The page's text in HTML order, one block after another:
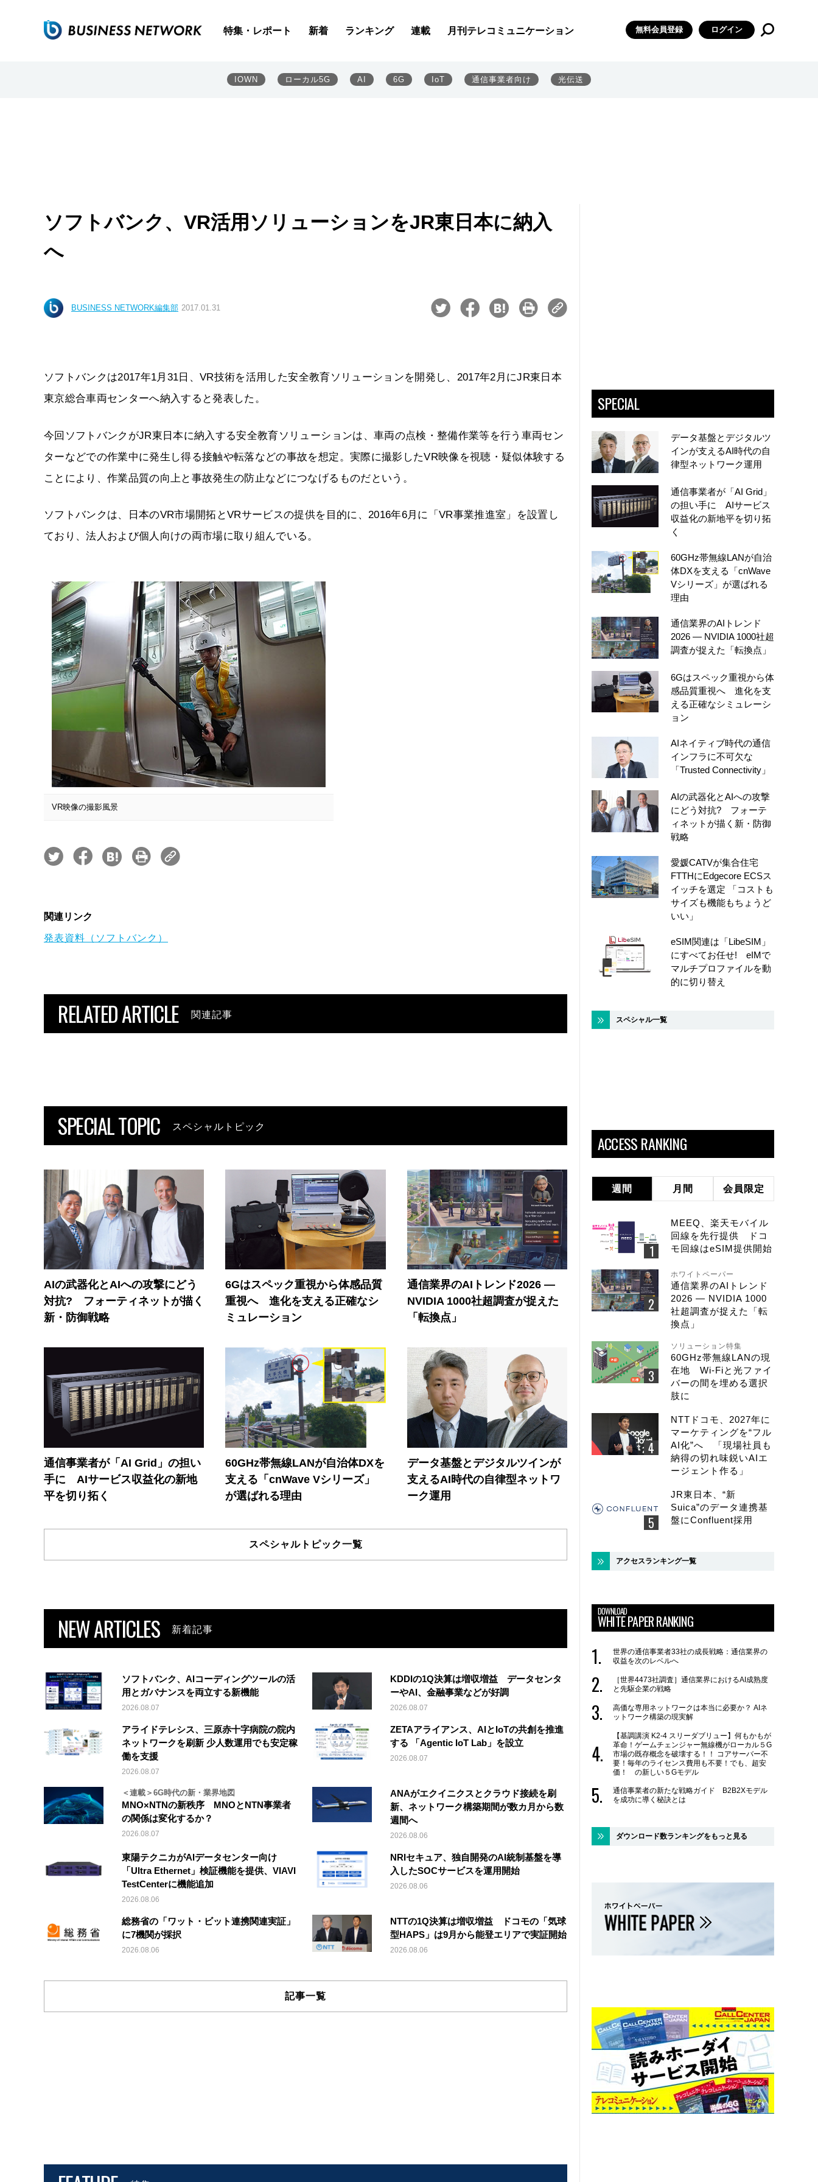
特集・レポート 新着 ランキング 連載 月刊テレコミュニケーション 無料会員登録 ログイン
IOWN ローカル5G AI 6G IoT 通信事業者向け 光伝送
ソフトバンク、VR活用ソリューションをJR東日本に納入
へ
BUSINESS NETWORK編集部 2017.01.31
ソフトバンクは2017年1月31日、VR技術を活用した安全教育ソリューションを開発し、2017年2月にJR東日本
東京総合車両センターへ納入すると発表した。
今回ソフトバンクがJR東日本に納入する安全教育ソリューションは、車両の点検・整備作業等を行う車両セン
ターなどでの作業中に発生し得る接触や転落などの事故を想定。実際に撮影したVR映像を視聴・疑似体験する
ことにより、作業品質の向上と事故発生の防止などにつなげるものだという。
ソフトバンクは、日本のVR市場開拓とVRサービスの提供を目的に、2016年6月に「VR事業推進室」を設置し
ており、法人および個人向けの両市場に取り組んでいる。
VR映像の撮影風景
関連リンク
発表資料（ソフトバンク）
RELATED ARTICLE 関連記事
SPECIAL TOPIC スペシャルトピック
AIの武器化とAIへの攻撃にどう
対抗? フォーティネットが描く
新・防御戦略
6Gはスペック重視から体感品質
重視へ 進化を支える正確なシ
ミュレーション
通信業界のAIトレンド2026 ―
NVIDIA 1000社超調査が捉えた
「転換点」
通信事業者が「AI Grid」の担い
手に AIサービス収益化の新地
平を切り拓く
60GHz帯無線LANが自治体DXを
支える「cnWave Vシリーズ」
が選ばれる理由
データ基盤とデジタルツインが
支えるAI時代の自律型ネットワ
ーク運用
スペシャルトピック一覧
NEW ARTICLES 新着記事
ソフトバンク、AIコーディングツールの活
用とガバナンスを両立する新機能
2026.08.07
KDDIの1Q決算は増収増益 データセンタ
ーやAI、金融事業などが好調
2026.08.07
アライドテレシス、三原赤十字病院の院内
ネットワークを刷新 少人数運用でも安定稼
働を支援
2026.08.07
ZETAアライアンス、AIとIoTの共創を推進
する 「Agentic IoT Lab」を設立
2026.08.07
＜連載＞6G時代の新・業界地図
MNO×NTNの新秩序 MNOとNTN事業者
の関係は変化するか？
2026.08.07
ANAがエクイニクスとクラウド接続を刷
新、ネットワーク構築期間が数カ月から数
週間へ
2026.08.06
東陽テクニカがAIデータセンター向け
「Ultra Ethernet」検証機能を提供、VIAVI
TestCenterに機能追加
2026.08.06
NRIセキュア、独自開発のAI統制基盤を導
入したSOCサービスを運用開始
2026.08.06
総務省の「ワット・ビット連携関連実証」
に7機関が採択
2026.08.06
NTTの1Q決算は増収増益 ドコモの「気球
型HAPS」は9月から能登エリアで実証開始
2026.08.06
記事一覧
SPECIAL
データ基盤とデジタルツ
インが支えるAI時代の自
律型ネットワーク運用
通信事業者が「AI Grid」
の担い手に AIサービス
収益化の新地平を切り拓
く
60GHz帯無線LANが自治
体DXを支える「cnWave
Vシリーズ」が選ばれる
理由
通信業界のAIトレンド
2026 ― NVIDIA 1000社超
調査が捉えた「転換点」
6Gはスペック重視から体
感品質重視へ 進化を支
える正確なシミュレーシ
ョン
AIネイティブ時代の通信
インフラに不可欠な
「Trusted Connectivity」
AIの武器化とAIへの攻撃
にどう対抗? フォーテ
ィネットが描く新・防御
戦略
愛媛CATVが集合住宅
FTTHにEdgecore ECSス
イッチを選定 「コストも
サイズも機能もちょうど
いい」
eSIM関連は「LibeSIM」
にすべてお任せ! eIMで
マルチプロファイルを動
的に切り替え
スペシャル一覧
ACCESS RANKING
週間 月間 会員限定
MEEQ、楽天モバイル
回線を先行提供 ドコ
モ回線はeSIM提供開始
ホワイトペーパー
通信業界のAIトレンド
2026 ― NVIDIA 1000
社超調査が捉えた「転
換点」
ソリューション特集
60GHz帯無線LANの現
在地 Wi-Fiと光ファイ
バーの間を埋める選択
肢に
NTTドコモ、2027年に
マーケティングを“フル
AI化”へ 「現場社員も
納得の切れ味鋭いAIエ
ージェント作る」
JR東日本、“新
Suica”のデータ連携基
盤にConfluent採用
アクセスランキング一覧
DOWNLOAD
WHITE PAPER RANKING
世界の通信事業者33社の成長戦略：通信業界の
収益を次のレベルへ
［世界4473社調査］通信業界におけるAI成熟度
と先駆企業の戦略
高価な専用ネットワークは本当に必要か？ AIネ
ットワーク構築の現実解
【基調講演 K2-4 スリーダブリュー】何もかもが
革命！ゲームチェンジャー無線機がローカル５G
市場の既存概念を破壊する！！ コアサーバー不
要！毎年のライセンス費用も不要！でも、超安
価！ の新しい５Gモデル
通信事業者の新たな戦略ガイド B2B2Xモデル
を成功に導く秘訣とは
ダウンロード数ランキングをもっと見る